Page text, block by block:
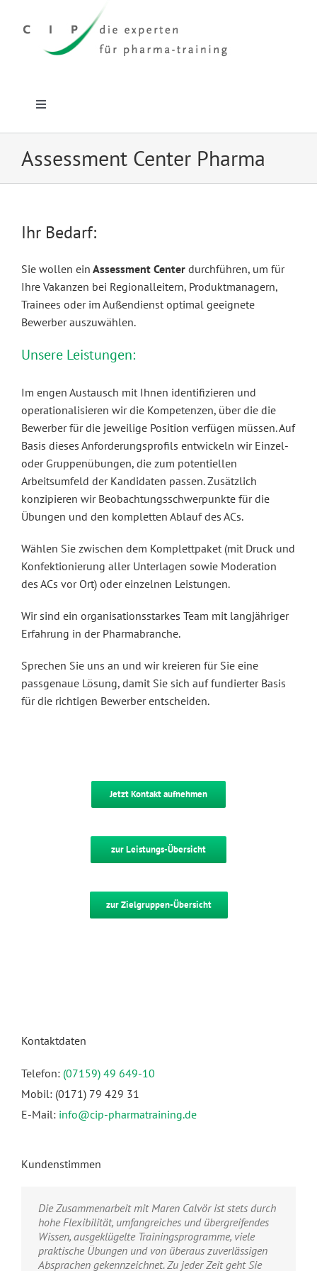
Inhalt
Toggle
CIP-Profil
Leistungen
Zielgruppen
Kontakt
Assessment Center Pharma
Ihr Bedarf:
Sie wollen ein Assessment Centerdurchführen, um für
Ihre Vakanzen bei Regionalleitern, Produktmanagern,
Trainees oder im Außendienst optimal geeignete
Bewerber auszuwählen.
Unsere Leistungen:
Im engen Austausch mit Ihnen identifizieren und
operationalisieren wir die Kompetenzen, über die die
Bewerber für die jeweilige Position verfügen müssen. Auf
Basis dieses Anforderungsprofils entwickeln wir Einzel-
oder Gruppenübungen, die zum potentiellen
Arbeitsumfeld der Kandidaten passen. Zusätzlich
konzipieren wir Beobachtungsschwerpunkte für die
Übungen und den kompletten Ablauf des ACs.
Wählen Sie zwischen dem Komplettpaket (mit Druck und
Konfektionierung aller Unterlagen sowie Moderation
des ACs vor Ort) oder einzelnen Leistungen.
Wir sind ein organisationsstarkes Team mit langjähriger
Erfahrung in der Pharmabranche.
Sprechen Sie uns an und wir kreieren für Sie eine
passgenaue Lösung, damit Sie sich auf fundierter Basis
für die richtigen Bewerber entscheiden.
Jetzt Kontakt aufnehmen
zur Leistungs-Übersicht
zur Zielgruppen-Übersicht
Kontaktdaten
Telefon: (07159) 49 649-10
Mobil: (0171) 79 429 31
E-Mail: info@cip-pharmatraining.de
Kundenstimmen
Die Zusammenarbeit mit Maren Calvör ist stets durch
hohe Flexibilität, umfangreiches und übergreifendes
Wissen, ausgeklügelte Trainingsprogramme, viele
praktische Übungen und von überaus zuverlässigen
Absprachen gekennzeichnet. Zu jeder Zeit geht Sie
Wir schätzen Frau Calvör als zuverlässigen Partner,
der auf unsere spezifischen Bedarfe eingehen kann
und diese zuverlässig mit relevanten
Vertriebstechniken kombiniert. Frau Calvör überzeugt
durch ihre langjährige Erfahrung im
Durch die vielseitigen Themen die in
unterschiedlichen Modulen bearbeitet werden,
bekomme ich die Möglichkeit mich zu informieren,
erworbenes Wissen aufzufrischen und aktuell in die
Situation der Gesundheitspolitik zu schauen. Ganz
Spielerisch und fachlich fundiert konfrontiert Frau
Calvör unsere Teilnehmer mit ihrem eigenen Verhalten
und eingeübten Routinen und hilft den Mitarbeitern
damit, sich stetig weiterzuentwickeln. Durch den
hohen Anteil an Interaktivität sind Mitarbeiter stets